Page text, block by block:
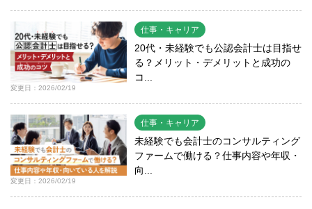
変更日：2026/02/19
仕事・キャリア
20代・未経験でも公認会計士は目指せ
る？メリット・デメリットと成功の
コ...
変更日：2026/02/19
仕事・キャリア
未経験でも会計士のコンサルティング
ファームで働ける？仕事内容や年収・
向...